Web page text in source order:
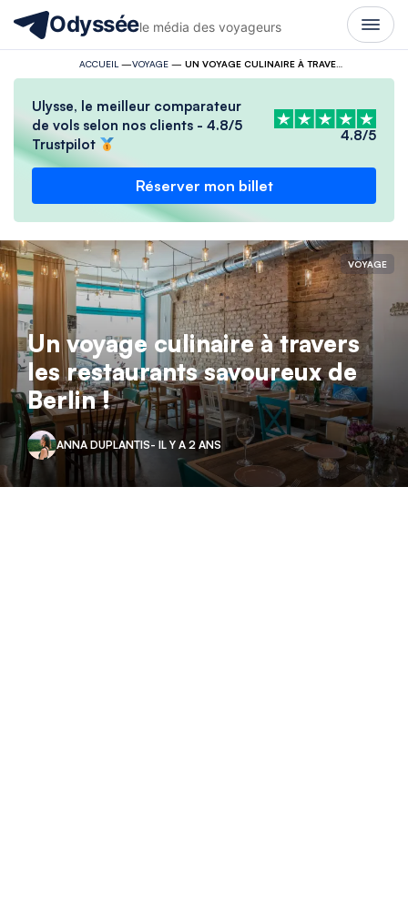
Odysséele média des voyageurs
ACCUEIL —VOYAGE— UN VOYAGE CULINAIRE À TRAVERS LES RESTAURANTS SAVOUREUX DE BERLIN !
Ulysse, le meilleur comparateur
de vols selon nos clients - 4.8/5
Trustpilot
4.8/5
Réserver mon billet
VOYAGE
Un voyage culinaire à travers
les restaurants savoureux de
Berlin !
ANNA DUPLANTIS- IL Y A 2 ANS